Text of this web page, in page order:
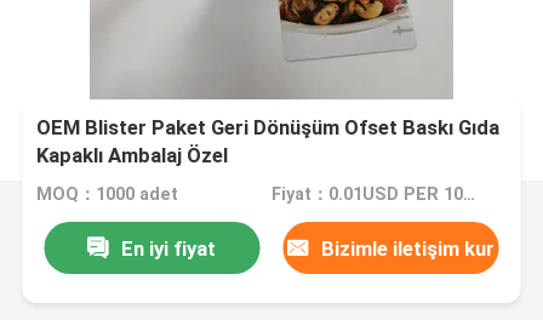
OEM Blister Paket Geri Dönüşüm Ofset Baskı Gıda
Kapaklı Ambalaj Özel
MOQ：1000 adet Fiyat：0.01USD PER 100 PCS
En iyi fiyat Bizimle iletişim kur